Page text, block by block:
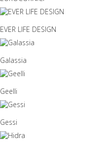
EVER LIFE DESIGN
Galassia
Geelli
Gessi